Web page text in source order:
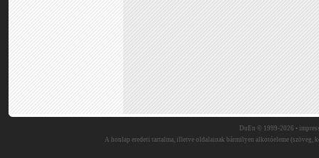
DuEn © 1999-2026 •
A honlap eredeti tartalma, illetve oldalainak bármilyen alkotóeleme (szöveg,